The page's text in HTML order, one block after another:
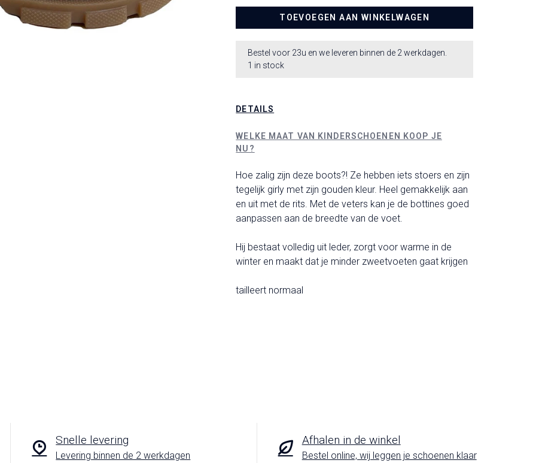
TOEVOEGEN AAN WINKELWAGEN
Bestel voor 23u en we leveren binnen de 2 werkdagen.
1 in stock
DETAILS
WELKE MAAT VAN KINDERSCHOENEN KOOP JE
NU?
Hoe zalig zijn deze boots?! Ze hebben iets stoers en zijn
tegelijk girly met zijn gouden kleur. Heel gemakkelijk aan
en uit met de rits. Met de veters kan je de bottines goed
aanpassen aan de breedte van de voet.
Hij bestaat volledig uit leder, zorgt voor warme in de
winter en maakt dat je minder zweetvoeten gaat krijgen
tailleert normaal
Snelle levering
Levering binnen de 2 werkdagen
Afhalen in de winkel
Bestel online, wij leggen je schoenen klaar